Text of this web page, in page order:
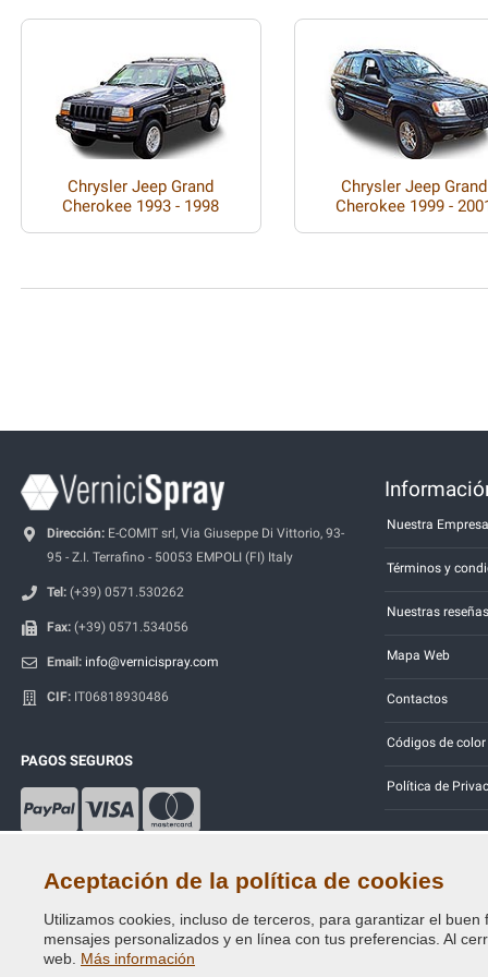
Chrysler Jeep Grand
Cherokee 1993 - 1998
Chrysler Jeep Grand
Cherokee 1999 -
Dirección: E-COMIT srl, Via Giuseppe Di Vittorio, 93-
95 - Z.I. Terrafino - 50053 EMPOLI (FI) Italy
Tel: (+39) 0571.530262
Fax: (+39) 0571.534056
Email: info@vernicispray.com
CIF: IT06818930486
PAGOS SEGUROS
Nuestra Empresa
Términos y
Nuestras reseñas
Mapa Web
Contactos
Códigos de color
Política de
Copyright © 2014 - 2026. All Rights Reserved.
Visitantes En Línea: 475
Aceptación de la política de cookies
Utilizamos cookies, incluso de terceros, para garantizar el
mensajes personalizados y en línea con tus preferencias. Al
web. Más información